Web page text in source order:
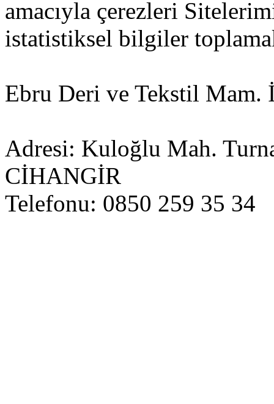
amacıyla çerezleri
istatistiksel bilgiler
Ebru Deri ve Tekstil Mam.
Adresi: Kuloğlu Mah.
CİHANGİR
Telefonu: 0850 259 35 34